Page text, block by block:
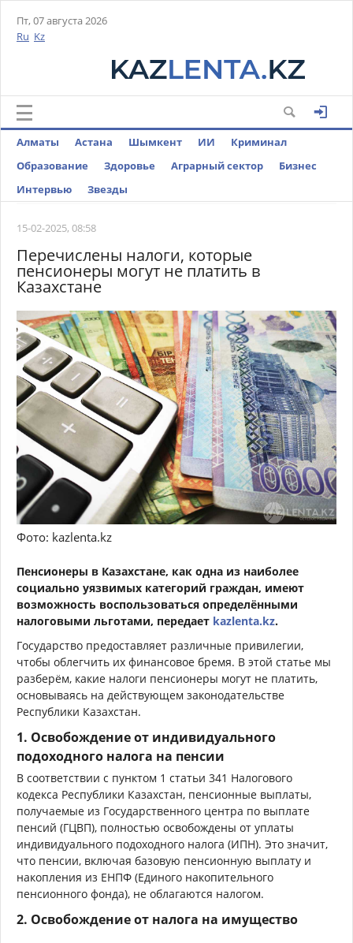
Пт, 07 августа 2026
Ru Kz
Алматы Астана Шымкент ИИ
Криминал
Образование
Здоровье Аграрный сектор
Бизнес
Интервью
Звезды
15-02-2025, 08:58
Перечислены налоги, которые
пенсионеры могут не платить в
Казахстане
Фото: kazlenta.kz
Пенсионеры в Казахстане, как одна из наиболее
социально уязвимых категорий граждан, имеют
возможность воспользоваться определёнными
налоговыми льготами, передает kazlenta.kz.
Государство предоставляет различные привилегии,
чтобы облегчить их финансовое бремя. В этой статье мы
разберём, какие налоги пенсионеры могут не платить,
основываясь на действующем законодательстве
Республики Казахстан.
1. Освобождение от индивидуального
подоходного налога на пенсии
В соответствии с пунктом 1 статьи 341 Налогового
кодекса Республики Казахстан, пенсионные выплаты,
получаемые из Государственного центра по выплате
пенсий (ГЦВП), полностью освобождены от уплаты
индивидуального подоходного налога (ИПН). Это значит,
что пенсии, включая базовую пенсионную выплату и
накопления из ЕНПФ (Единого накопительного
пенсионного фонда), не облагаются налогом.
2. Освобождение от налога на имущество